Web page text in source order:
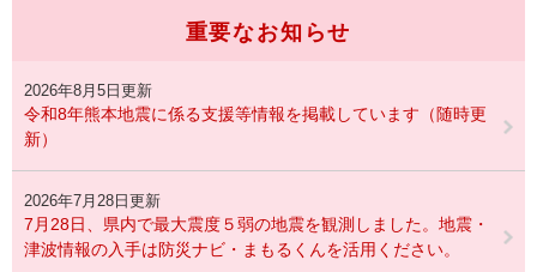
重要なお知らせ
2026年8月5日更新
令和8年熊本地震に係る支援等情報を掲載しています（随時更
新）
2026年7月28日更新
7月28日、県内で最大震度５弱の地震を観測しました。地震・
津波情報の入手は防災ナビ・まもるくんを活用ください。